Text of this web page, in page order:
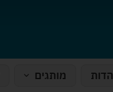
מותגים